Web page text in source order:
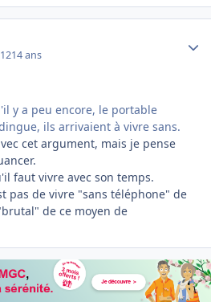
14 ans
y a peu encore, le portable
ils arrivaient à vivre sans.
cet argument, mais je pense
faut vivre avec son temps.
pas de vivre "sans téléphone" de
de ce moyen de